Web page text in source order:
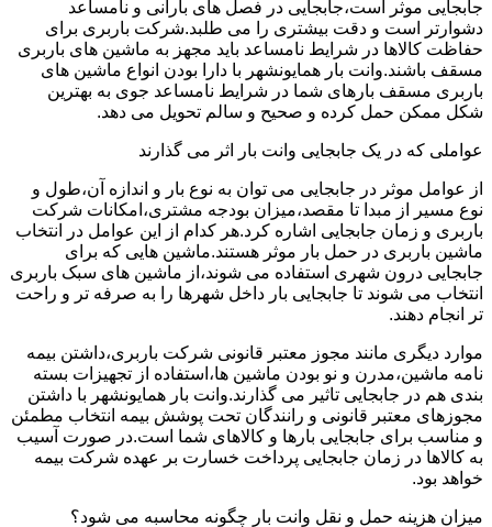
جابجایی موثر است،جابجایی در فصل های بارانی و نامساعد
دشوارتر است و دقت بیشتری را می طلبد.شرکت باربری برای
حفاظت کالاها در شرایط نامساعد باید مجهز به ماشین های باربری
مسقف باشند.وانت بار همایونشهر با دارا بودن انواع ماشین های
باربری مسقف بارهای شما در شرایط نامساعد جوی به بهترین
شکل ممکن حمل کرده و صحیح و سالم تحویل می دهد.
عواملی که در یک جابجایی وانت بار اثر می گذارند
از عوامل موثر در جابجایی می توان به نوع بار و اندازه آن،طول و
نوع مسیر از مبدا تا مقصد،میزان بودجه مشتری،امکانات شرکت
باربری و زمان جابجایی اشاره کرد.هر کدام از این عوامل در انتخاب
ماشین باربری در حمل بار موثر هستند.ماشین هایی که برای
جابجایی درون شهری استفاده می شوند،از ماشین های سبک باربری
انتخاب می شوند تا جابجایی بار داخل شهرها را به صرفه تر و راحت
تر انجام دهند.
موارد دیگری مانند مجوز معتبر قانونی شرکت باربری،داشتن بیمه
نامه ماشین،مدرن و نو بودن ماشین ها،استفاده از تجهیزات بسته
بندی هم در جابجایی تاثیر می گذارند.وانت بار همایونشهر با داشتن
مجوزهای معتبر قانونی و رانندگان تحت پوشش بیمه انتخاب مطمئن
و مناسب برای جابجایی بارها و کالاهای شما است.در صورت آسیب
به کالاها در زمان جابجایی پرداخت خسارت بر عهده شرکت بیمه
خواهد بود.
میزان هزینه حمل و نقل وانت بار چگونه محاسبه می شود؟